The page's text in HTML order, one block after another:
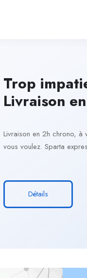
Trop
Livraison
Livraison en 2h chrono, à
vous voulez. Sparta
Détails